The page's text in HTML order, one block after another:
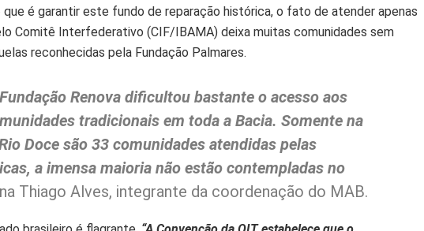
que é garantir este fundo de reparação histórica, o fato de atender apenas
Comitê Interfederativo (CIF/IBAMA) deixa muitas comunidades sem
reconhecidas pela Fundação Palmares.
Renova dificultou bastante o acesso aos
tradicionais em toda a Bacia. Somente na
Doce são 33 comunidades atendidas pelas
a imensa maioria não estão contempladas no
Thiago Alves, integrante da coordenação do MAB.